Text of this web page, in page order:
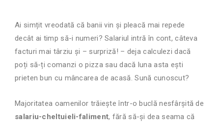
Ai simțit vreodată că banii vin și pleacă mai repede
decât ai timp să-i numeri? Salariul intră în cont, câteva
facturi mai târziu și – surpriză! – deja calculezi dacă
poți să-ți comanzi o pizza sau dacă luna asta ești
prieten bun cu mâncarea de acasă. Sună cunoscut?
Majoritatea oamenilor trăiește într-o buclă nesfârșită de
salariu-cheltuieli-faliment, fără să-și dea seama că